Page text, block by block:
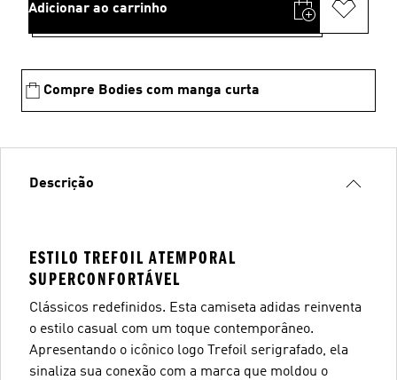
Adicionar ao carrinho
Compre Bodies com manga curta
Descrição
ESTILO TREFOIL ATEMPORAL
SUPERCONFORTÁVEL
Clássicos redefinidos. Esta camiseta adidas reinventa
o estilo casual com um toque contemporâneo.
Apresentando o icônico logo Trefoil serigrafado, ela
sinaliza sua conexão com a marca que moldou o